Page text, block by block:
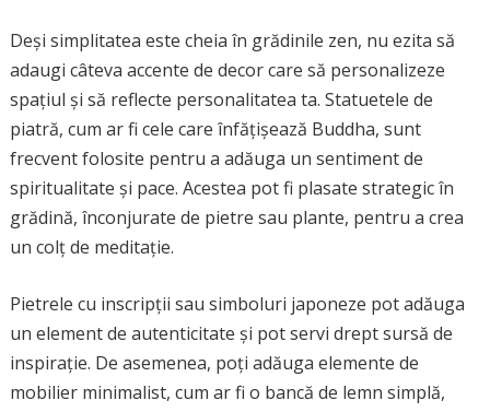
Deși simplitatea este cheia în grădinile zen, nu ezita să
adaugi câteva accente de decor care să personalizeze
spațiul și să reflecte personalitatea ta. Statuetele de
piatră, cum ar fi cele care înfățișează Buddha, sunt
frecvent folosite pentru a adăuga un sentiment de
spiritualitate și pace. Acestea pot fi plasate strategic în
grădină, înconjurate de pietre sau plante, pentru a crea
un colț de meditație.
Pietrele cu inscripții sau simboluri japoneze pot adăuga
un element de autenticitate și pot servi drept sursă de
inspirație. De asemenea, poți adăuga elemente de
mobilier minimalist, cum ar fi o bancă de lemn simplă,